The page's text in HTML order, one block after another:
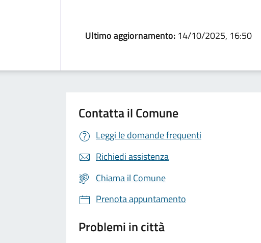
Ultimo aggiornamento: 14/10/2025, 16:50
Contatta il Comune
Leggi le domande frequenti
Richiedi assistenza
Chiama il Comune
Prenota appuntamento
Problemi in città